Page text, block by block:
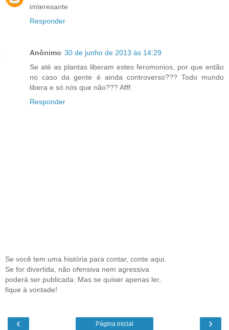
imteresante
Responder
Anônimo 30 de junho de 2013 às 14:29
Se até as plantas liberam estes feromonios, por que então
no caso da gente é ainda controverso??? Todo mundo
libera e só nós que não??? Afff.
Responder
Se você tem uma história para contar, conte aqui.
Se for divertida, não ofensiva nem agressiva
poderá ser publicada. Mas se quiser apenas ler,
fique à vontade!
‹ ›
Página inicial